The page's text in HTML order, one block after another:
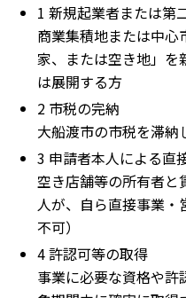
1 新規起業者または第
商業集積地または中心
家、または空き地」を
は展開する方
2 市税の完納
大船渡市の市税を滞納
3 申請者本人による直
空き店舗等の所有者と
人が、自ら直接事業・
不可）
4 許認可等の取得
事業に必要な資格や許